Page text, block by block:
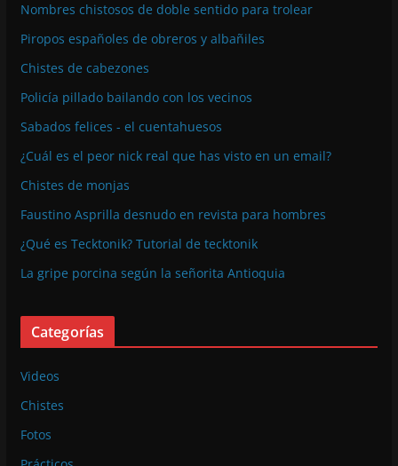
Nombres chistosos de doble sentido para trolear
Piropos españoles de obreros y albañiles
Chistes de cabezones
Policía pillado bailando con los vecinos
Sabados felices - el cuentahuesos
¿Cuál es el peor nick real que has visto en un email?
Chistes de monjas
Faustino Asprilla desnudo en revista para hombres
¿Qué es Tecktonik? Tutorial de tecktonik
La gripe porcina según la señorita Antioquia
Categorías
Videos
Chistes
Fotos